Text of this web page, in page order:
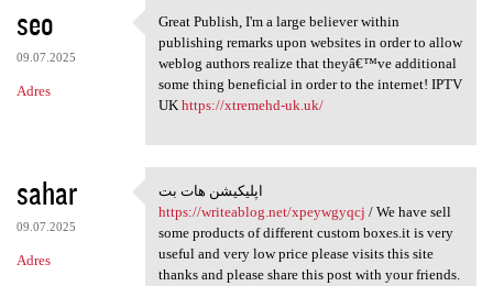
seo
09.07.2025
Adres
Great Publish, I'm a large
Great Publish, I'm a large believer within
publishing remarks upon websites in order to allow
weblog authors realize that theyâ€™ve additional
some thing beneficial in order to the internet! IPTV
UK https://xtremehd-uk.uk/
sahar
09.07.2025
Adres
اپلیکیشن هات بت https:/
اپلیکیشن هات بت
https://writeablog.net/xpeywgyqcj / We have sell
some products of different custom boxes.it is very
useful and very low price please visits this site
thanks and please share this post with your friends.